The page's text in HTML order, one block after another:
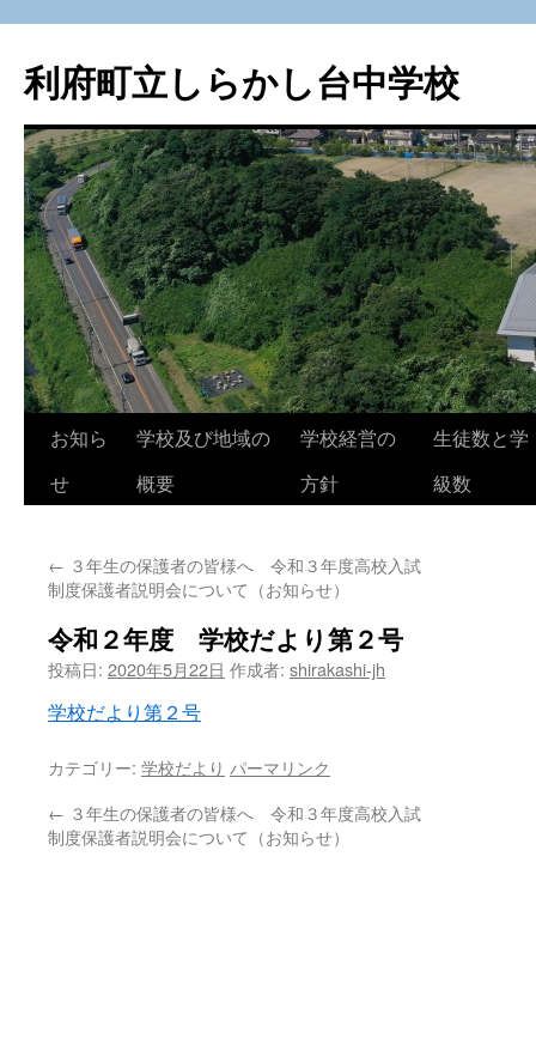
利府町立しらかし台中学校
ン
ン
へ
ス
プ
お知ら
せ
学校及び地域の
概要
学校経営の
方針
生徒数と学
級数
← ３年生の保護者の皆様へ 令和３年度高校入試
制度保護者説明会について（お知らせ）
令和２年度 学校だより第２号
投稿日: 2020年5月22日 作成者: shirakashi-jh
学校だより第２号
カテゴリー: 学校だより パーマリンク
← ３年生の保護者の皆様へ 令和３年度高校入試
制度保護者説明会について（お知らせ）